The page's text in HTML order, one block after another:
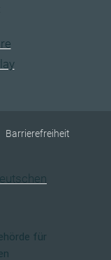
Barrierefreiheit